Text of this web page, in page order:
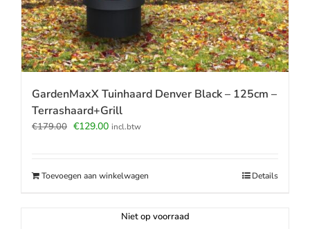
GardenMaxX Tuinhaard Denver Black – 125cm –
Terrashaard+Grill
€179.00 Oorspronkelijke
€129.00Huidige
incl.btw
Toevoegen aan winkelwagen Details
Niet op voorraad